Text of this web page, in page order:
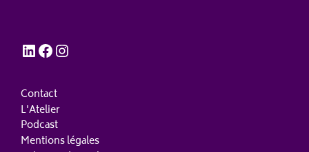
LinkedIn
Facebook
Instagram
Contact
L'Atelier
Podcast
Mentions légales